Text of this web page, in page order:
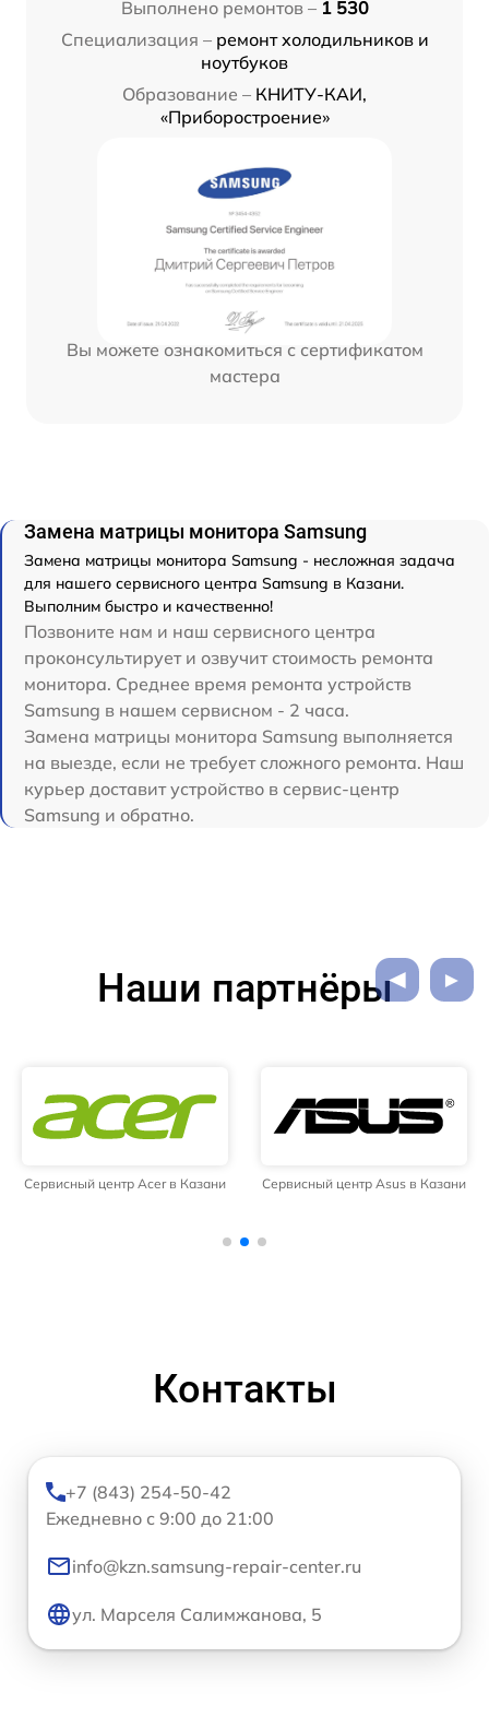
Выполнено ремонтов – 1 530
Специализация – ремонт холодильников и
ноутбуков
Образование – КНИТУ-КАИ,
«Приборостроение»
Вы можете ознакомиться с сертификатом
мастера
Замена матрицы монитора Samsung
Замена матрицы монитора Samsung - несложная задача
для нашего сервисного центра Samsung в Казани.
Выполним быстро и качественно!
Позвоните нам и наш сервисного центра
проконсультирует и озвучит стоимость ремонта
монитора. Среднее время ремонта устройств
Samsung в нашем сервисном - 2 часа.
Замена матрицы монитора Samsung выполняется
на выезде, если не требует сложного ремонта. Наш
курьер доставит устройство в сервис-центр
Samsung и обратно.
Наши партнёры
Сервисный центр Acer в Казани Сервисный центр Asus в Казани
Контакты
+7 (843) 254-50-42
Ежедневно с 9:00 до 21:00
info@kzn.samsung-repair-center.ru
ул. Марселя Салимжанова, 5